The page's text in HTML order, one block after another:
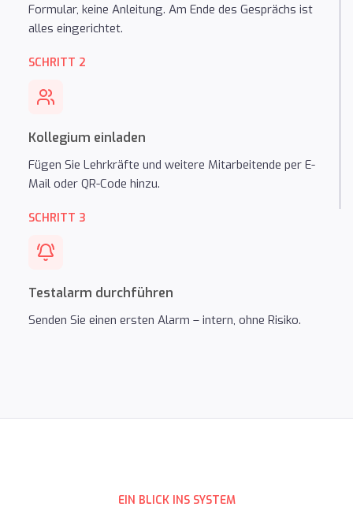
Formular, keine Anleitung. Am Ende des Gesprächs ist
alles eingerichtet.
SCHRITT 2
Kollegium einladen
Fügen Sie Lehrkräfte und weitere Mitarbeitende per E-
Mail oder QR-Code hinzu.
SCHRITT 3
Testalarm durchführen
Senden Sie einen ersten Alarm – intern, ohne Risiko.
EIN BLICK INS SYSTEM